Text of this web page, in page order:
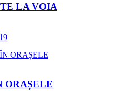
LA VOIA
ORAȘELE